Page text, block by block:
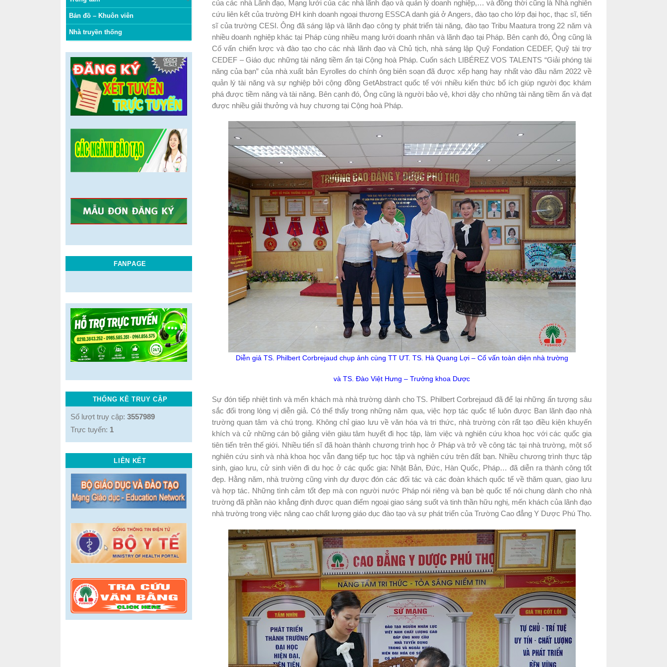
Bản đồ – Khuôn viên
Nhà truyền thống
FANPAGE
THỐNG KÊ TRUY CẬP
Số lượt truy cập: 3557989
Trực tuyến: 1
LIÊN KẾT
của các nhà Lãnh đạo, Mạng lưới của các nhà lãnh đạo và quản lý doanh nghiệp,… và đồng thời cũng là Nhà nghiên
cứu liên kết của trường ĐH kinh doanh ngoại thương ESSCA danh giá ở Angers, đào tạo cho lớp đại học, thạc sĩ, tiến
sĩ của trường CESI. Ông đã sáng lập và lãnh đạo công ty phát triển tài năng, đào tạo Tribu Maatura trong 22 năm và
nhiều doanh nghiệp khác tại Pháp cùng nhiều mạng lưới doanh nhân và lãnh đạo tại Pháp. Bên cạnh đó, Ông cũng là
Cố vấn chiến lược và đào tạo cho các nhà lãnh đạo và Chủ tịch, nhà sáng lập Quỹ Fondation CEDEF, Quỹ tài trợ
CEDEF – Giáo dục những tài năng tiềm ẩn tại Cộng hoà Pháp. Cuốn sách LIBÉREZ VOS TALENTS “Giải phóng tài
năng của bạn” của nhà xuất bản Eyrolles do chính ông biên soạn đã được xếp hạng hay nhất vào đầu năm 2022 về
quản lý tài năng và sự nghiệp bởi cộng đồng GetAbstract quốc tế với nhiều kiến thức bổ ích giúp người đọc khám
phá được tiềm năng và tài năng. Bên cạnh đó, Ông cũng là người bảo vệ, khơi dậy cho những tài năng tiềm ẩn và đạt
được nhiều giải thưởng và huy chương tại Cộng hoà Pháp.
Diễn giả TS. Philbert Corbrejaud chụp ảnh cùng TT ƯT. TS. Hà Quang Lợi – Cố vấn toàn diện nhà trường
và TS. Đào Việt Hưng – Trưởng khoa Dược
Sự đón tiếp nhiệt tình và mến khách mà nhà trường dành cho TS. Philbert Corbrejaud đã để lại những ấn tượng sâu
sắc đối trong lòng vị diễn giả. Có thể thấy trong những năm qua, việc hợp tác quốc tế luôn được Ban lãnh đạo nhà
trường quan tâm và chú trọng. Không chỉ giao lưu về văn hóa và tri thức, nhà trường còn rất tạo điều kiện khuyến
khích và cử những cán bộ giảng viên giàu tâm huyết đi học tập, làm việc và nghiên cứu khoa học với các quốc gia
tiên tiến trên thế giới. Nhiều tiến sĩ đã hoàn thành chương trình học ở Pháp và trở về công tác tại nhà trường, một số
nghiên cứu sinh và nhà khoa học vẫn đang tiếp tục học tập và nghiên cứu trên đất bạn. Nhiều chương trình thực tập
sinh, giao lưu, cử sinh viên đi du học ở các quốc gia: Nhật Bản, Đức, Hàn Quốc, Pháp… đã diễn ra thành công tốt
đẹp. Hằng năm, nhà trường cũng vinh dự được đón các đối tác và các đoàn khách quốc tế về thăm quan, giao lưu
và hợp tác. Những tình cảm tốt đẹp mà con người nước Pháp nói riêng và bạn bè quốc tế nói chung dành cho nhà
trường đã phần nào khẳng định được quan điểm ngoại giao sáng suốt và tinh thần hữu nghị, mến khách của lãnh đạo
nhà trường trong việc nâng cao chất lượng giáo dục đào tạo và sự phát triển của Trường Cao đẳng Y Dược Phú Thọ.